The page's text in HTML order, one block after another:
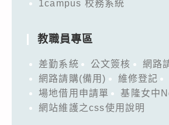
1campus 校務系統
教職員專區
差勤系統 公文簽核
網路
網路請購(備用)
維修登記
場地借用申請單
基隆女中
網站維護之css使用說明